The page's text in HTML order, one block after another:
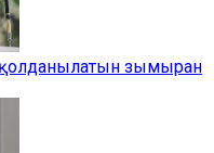
зымыран